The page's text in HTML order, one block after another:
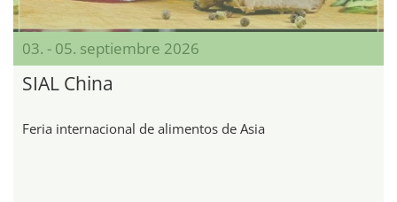
03. - 05. septiembre 2026
SIAL China
Feria internacional de alimentos de Asia